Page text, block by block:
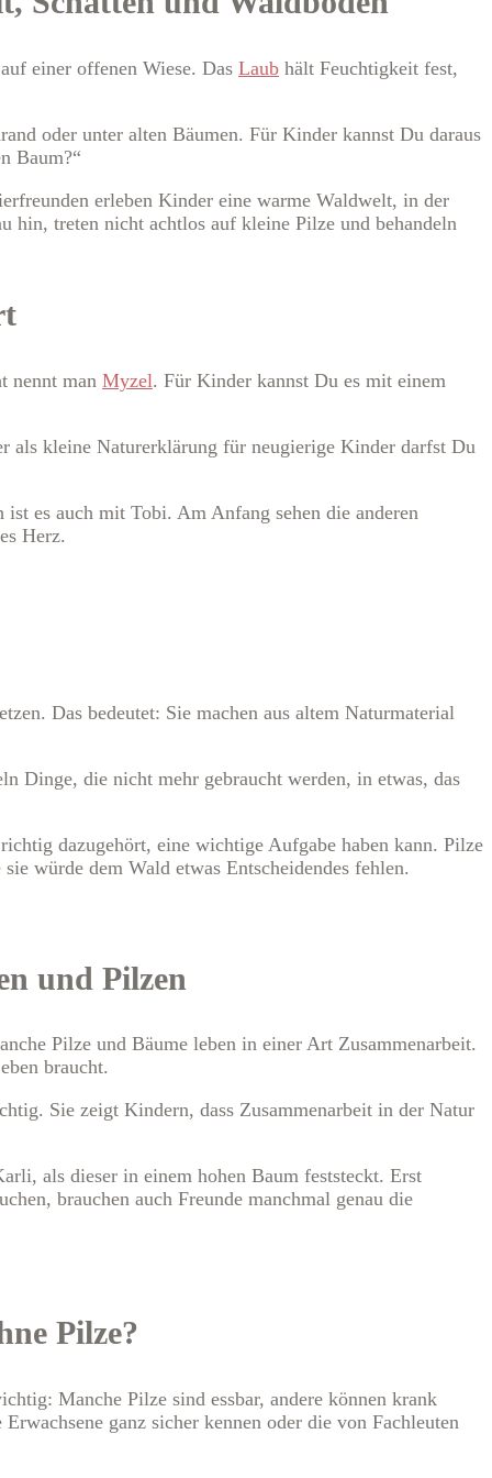
einer offenen Wiese. Das Laub hält Feuchtigkeit fest,
oder unter alten Bäumen. Für Kinder kannst Du daraus
Baum?“
erleben Kinder eine warme Waldwelt, in der
hin, treten nicht achtlos auf kleine Pilze und behandeln
nennt man Myzel. Für Kinder kannst Du es mit einem
als kleine Naturerklärung für neugierige Kinder darfst Du
es auch mit Tobi. Am Anfang sehen die anderen
Herz.
Das bedeutet: Sie machen aus altem Naturmaterial
Dinge, die nicht mehr gebraucht werden, in etwas, das
dazugehört, eine wichtige Aufgabe haben kann. Pilze
würde dem Wald etwas Entscheidendes fehlen.
und Pilzen
Pilze und Bäume leben in einer Art Zusammenarbeit.
braucht.
Sie zeigt Kindern, dass Zusammenarbeit in der Natur
als dieser in einem hohen Baum feststeckt. Erst
brauchen auch Freunde manchmal genau die
Pilze?
Manche Pilze sind essbar, andere können krank
ganz sicher kennen oder die von Fachleuten